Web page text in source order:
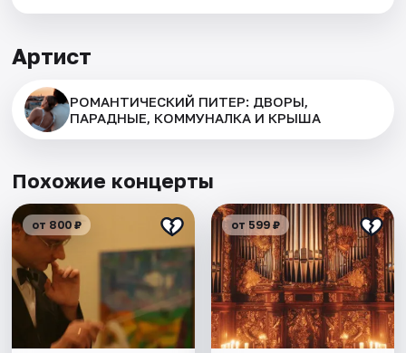
Артист
РОМАНТИЧЕСКИЙ ПИТЕР: ДВОРЫ,
ПАРАДНЫЕ, КОММУНАЛКА И КРЫША
Похожие концерты
от 800 ₽ от 599 ₽